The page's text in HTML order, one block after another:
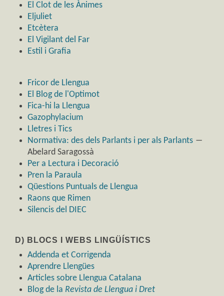
El Clot de les Ànimes
Eljuliet
Etcètera
El Vigilant del Far
Estil i Grafia
Fricor de Llengua
El Blog de l'Optimot
Fica-hi la Llengua
Gazophylacium
Lletres i Tics
Normativa: des dels Parlants i per als Parlants ―
Abelard Saragossà
Per a Lectura i Decoració
Pren la Paraula
Qüestions Puntuals de Llengua
Raons que Rimen
Silencis del DIEC
D) BLOCS I WEBS LINGÜÍSTICS
Addenda et Corrigenda
Aprendre Llengües
Articles sobre Llengua Catalana
Blog de la Revista de Llengua i Dret